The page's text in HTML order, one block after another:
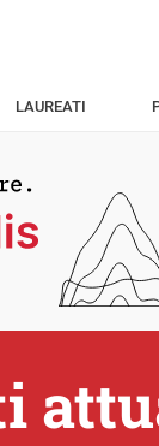
LAUREATI